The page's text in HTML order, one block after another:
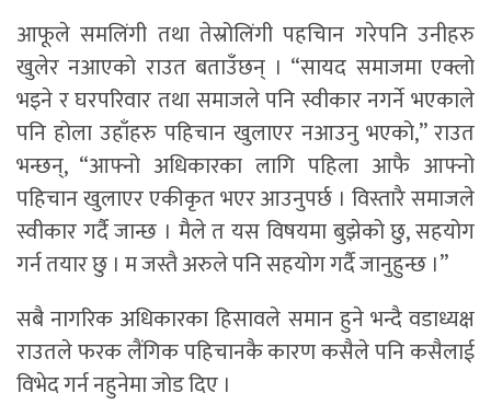
आफूले समलिंगी तथा तेस्रोलिंगी पहचिान गरेपनि उनीहरु
खुलेर नआएको राउत बताउँछन् । “सायद समाजमा एक्लो
भइने र घरपरिवार तथा समाजले पनि स्वीकार नगर्ने भएकाले
पनि होला उहाँहरु पहिचान खुलाएर नआउनु भएको,” राउत
भन्छन्, “आफ्नो अधिकारका लागि पहिला आफै आफ्नो
पहिचान खुलाएर एकीकृत भएर आउनुपर्छ । विस्तारै समाजले
स्वीकार गर्दै जान्छ । मैले त यस विषयमा बुझेको छु, सहयोग
गर्न तयार छु । म जस्तै अरुले पनि सहयोग गर्दै जानुहुन्छ ।”
सबै नागरिक अधिकारका हिसावले समान हुने भन्दै वडाध्यक्ष
राउतले फरक लैंगिक पहिचानकै कारण कसैले पनि कसैलाई
विभेद गर्न नहुनेमा जोड दिए ।